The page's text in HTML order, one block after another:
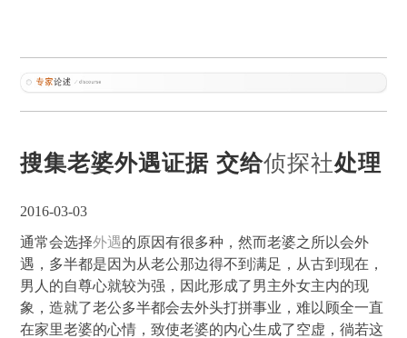
搜集老婆外遇证据 交给侦探社处理
2016-03-03
通常会选择外遇的原因有很多种，然而老婆之所以会外
遇，多半都是因为从老公那边得不到满足，从古到现在，
男人的自尊心就较为强，因此形成了男主外女主内的现
象，造就了老公多半都会去外头打拼事业，难以顾全一直
在家里老婆的心情，致使老婆的内心生成了空虚，徜若这